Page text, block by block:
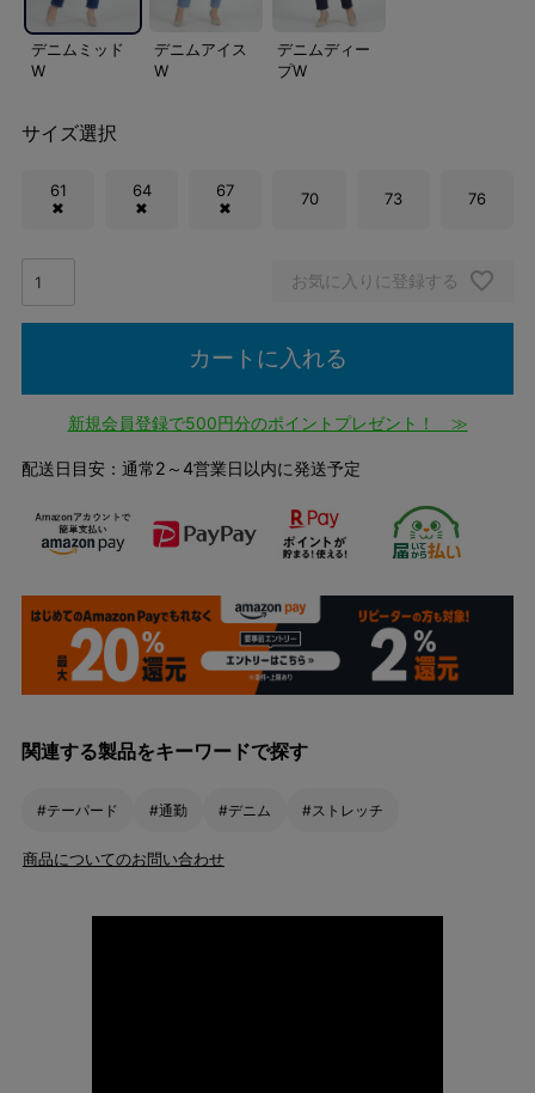
デニムミッド
W
デニムアイス
W
デニムディー
プW
サイズ選択
61
✖
64
✖
67
✖
70 73 76
お気に入りに登録する
カートに入れる
新規会員登録で500円分のポイントプレゼント！ ≫
配送日目安：通常2～4営業日以内に発送予定
関連する製品をキーワードで探す
#テーパード #通勤 #デニム #ストレッチ
商品についてのお問い合わせ